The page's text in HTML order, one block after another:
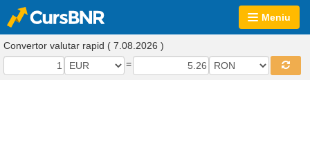
Meniu
Convertor valutar rapid ( 7.08.2026 )
=